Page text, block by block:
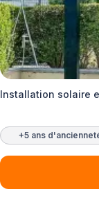
Installation solaire
+5 ans